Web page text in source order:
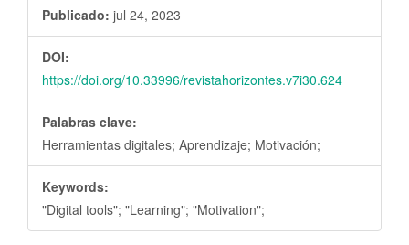
Publicado: jul 24, 2023
DOI:
https://doi.org/10.33996/revistahorizontes.v7i30.624
Palabras clave:
Herramientas digitales; Aprendizaje; Motivación;
Keywords:
"Digital tools"; "Learning"; "Motivation";